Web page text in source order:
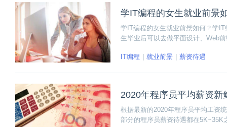
学IT编程的女生就业前景
学IT编程的女生就业前景如何？学
生毕业后可以去做平面设计、Web
IT编程
就业前景 薪资待遇
2020年程序员平均薪资新
根据最新的2020年程序员平均工资
部分的程序员薪资待遇都在5K~35K